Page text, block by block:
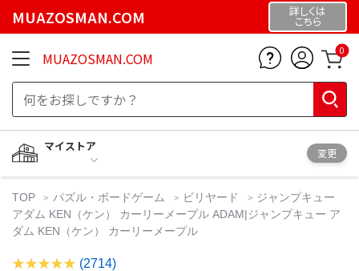
MUAZOSMAN.COM 詳しくは
こちら
MUAZOSMAN.COM 0
マイストア
変更
TOP パズル・ボードゲーム ビリヤード
ジャンプキュー
アダム KEN（ケン） カーリーメープル ADAM|ジャンプキュー ア
ダム KEN（ケン） カーリーメープル
(2714)